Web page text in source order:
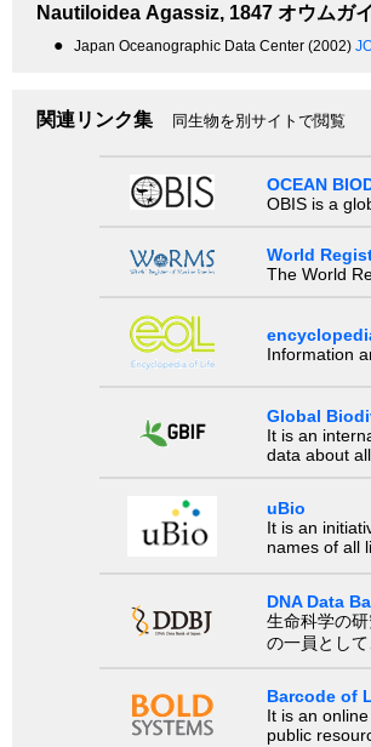
Nautiloidea Agassiz, 1847 オウムガ
● Japan Oceanographic Data Center (2002)
関連リンク集 同生物を別サイトで閲覧
OCEAN
OBIS is a
World
The World
Information
Global
It is an
data about
uBio
It is an
names of all
DNA Data
生命科学の
の一員とし
Barcode of
It is an
public